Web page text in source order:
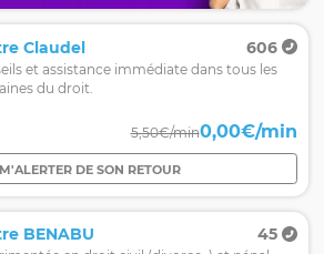
Claudel 606
et assistance immédiate dans tous les
du droit.
5,50€/min0,00€/min
M'ALERTER DE SON RETOUR
BENABU 45